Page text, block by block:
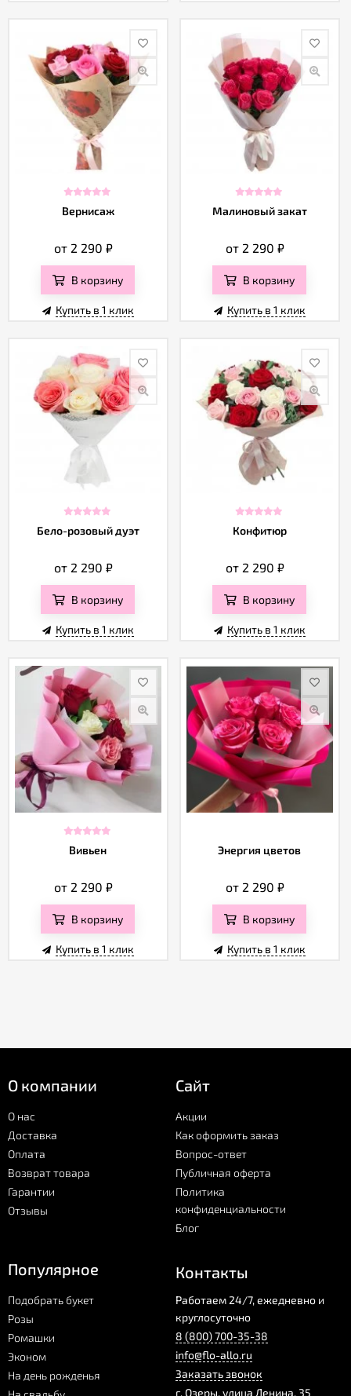
Вернисаж
от 2 290 ₽
В корзину
Купить в 1 клик
Малиновый закат
от 2 290 ₽
В корзину
Купить в 1 клик
Бело-розовый дуэт
от 2 290 ₽
В корзину
Купить в 1 клик
Конфитюр
от 2 290 ₽
В корзину
Купить в 1 клик
Вивьен
от 2 290 ₽
В корзину
Купить в 1 клик
Энергия цветов
от 2 290 ₽
В корзину
Купить в 1 клик
О компании
О нас
Доставка
Оплата
Возврат товара
Гарантии
Отзывы
Сайт
Акции
Как оформить заказ
Вопрос-ответ
Публичная оферта
Политика
конфиденциальности
Блог
Популярное
Подобрать букет
Розы
Ромашки
Эконом
На день рожденья
Контакты
Работаем 24/7, ежедневно и
круглосуточно
8 (800) 700-35-38
info@flo-allo.ru
Заказать звонок
г.Озеры,улица Ленина, 35